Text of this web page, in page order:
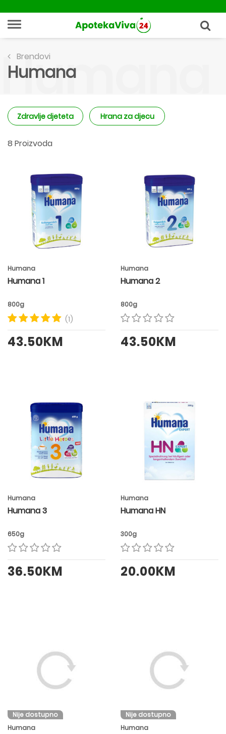
Brendovi
Humana
Humana
Zdravlje djeteta Hrana za djecu
8 Proizvoda
Humana
Humana 1
800g
(1)
43.50KM
Humana
Humana 2
800g
43.50KM
Humana
Humana 3
650g
36.50KM
Humana
Humana HN
300g
20.00KM
Nije dostupno
Humana
Nije dostupno
Humana